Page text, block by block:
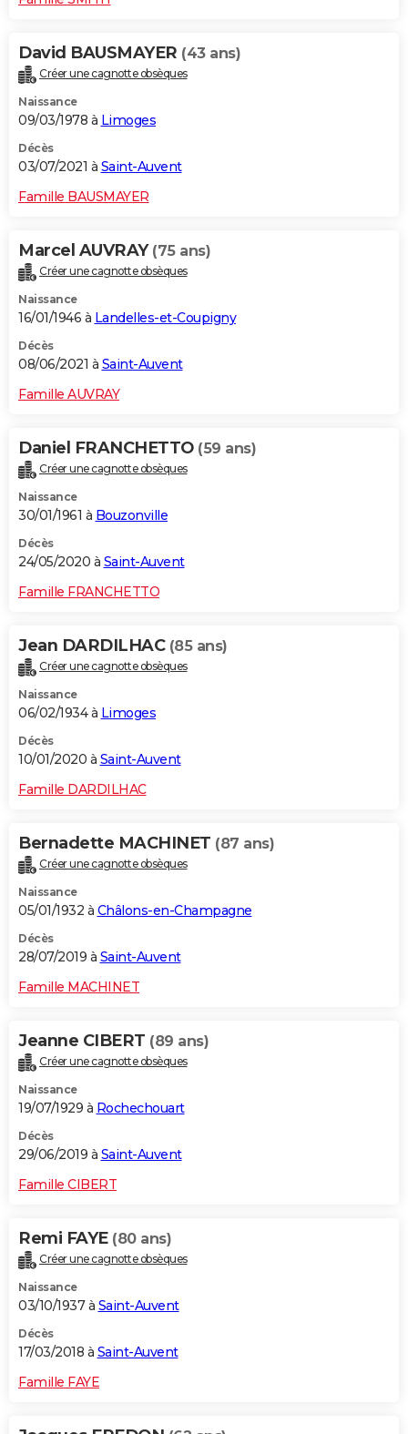
David BAUSMAYER (43 ans)
Créer une cagnotte obsèques
Naissance
09/03/1978 à Limoges
Décès
03/07/2021 à Saint-Auvent
Famille BAUSMAYER
Marcel AUVRAY (75 ans)
Créer une cagnotte obsèques
Naissance
16/01/1946 à Landelles-et-Coupigny
Décès
08/06/2021 à Saint-Auvent
Famille AUVRAY
Daniel FRANCHETTO (59 ans)
Créer une cagnotte obsèques
Naissance
30/01/1961 à Bouzonville
Décès
24/05/2020 à Saint-Auvent
Famille FRANCHETTO
Jean DARDILHAC (85 ans)
Créer une cagnotte obsèques
Naissance
06/02/1934 à Limoges
Décès
10/01/2020 à Saint-Auvent
Famille DARDILHAC
Bernadette MACHINET (87 ans)
Créer une cagnotte obsèques
Naissance
05/01/1932 à Châlons-en-Champagne
Décès
28/07/2019 à Saint-Auvent
Famille MACHINET
Jeanne CIBERT (89 ans)
Créer une cagnotte obsèques
Naissance
19/07/1929 à Rochechouart
Décès
29/06/2019 à Saint-Auvent
Famille CIBERT
Remi FAYE (80 ans)
Créer une cagnotte obsèques
Naissance
03/10/1937 à Saint-Auvent
Décès
17/03/2018 à Saint-Auvent
Famille FAYE